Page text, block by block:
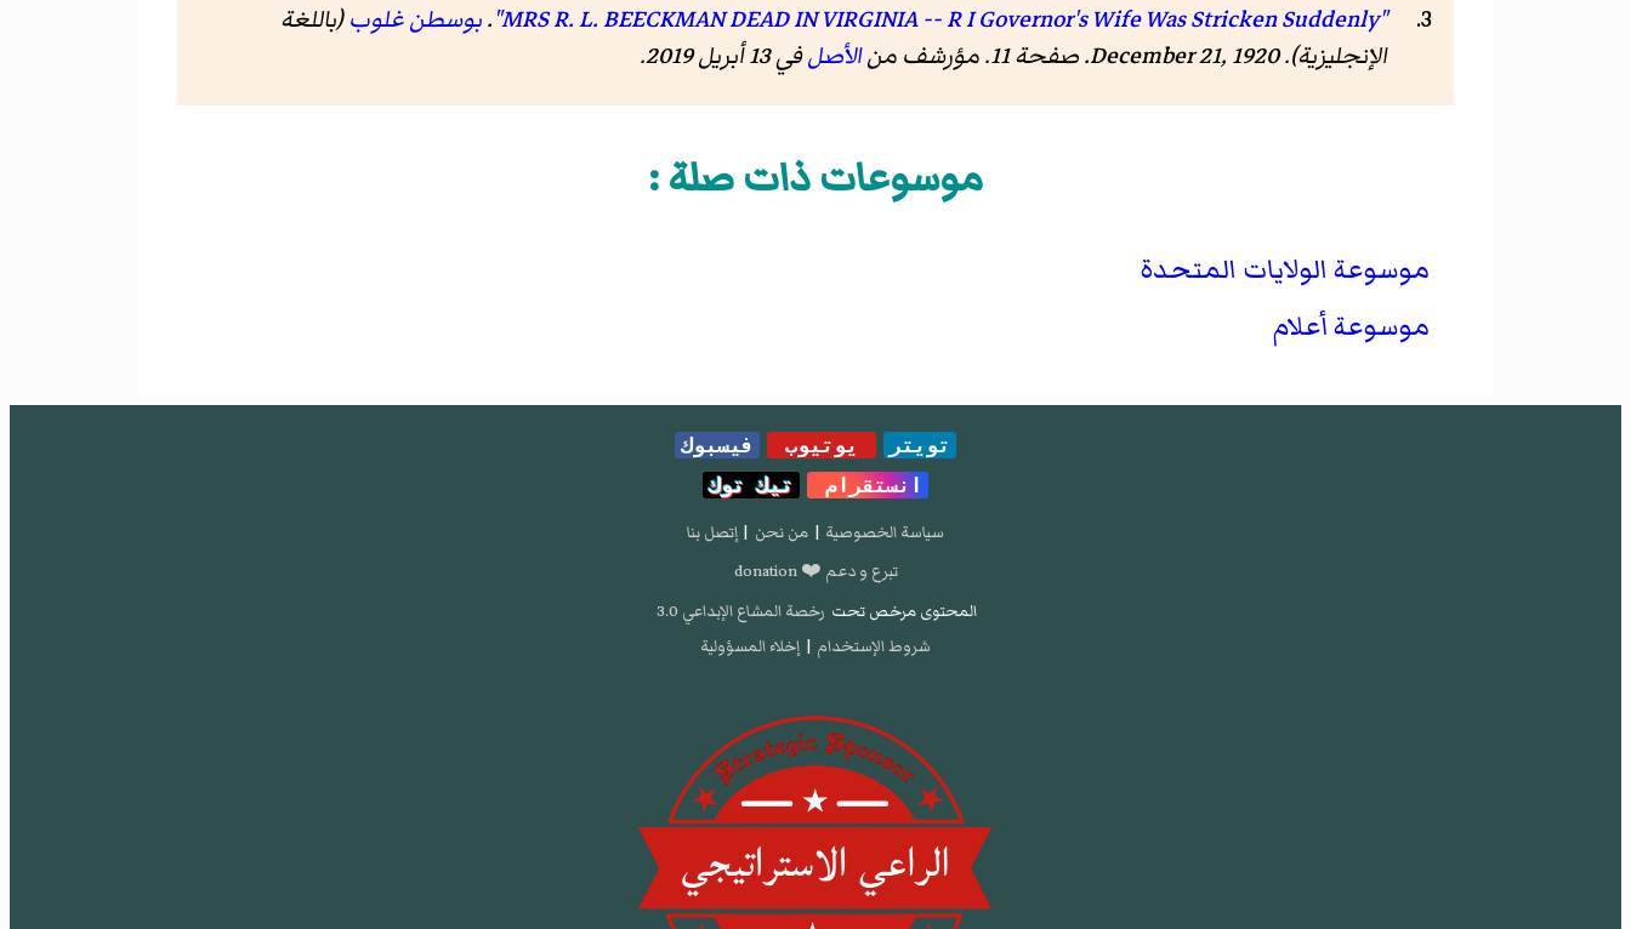
"MRS R. L. BEECKMAN DEAD IN VIRGINIA -- R I Governor's Wife Was Stricken Suddenly"
.بوسطن غلوب(باللغة
الإنجليزية). December 21, 1920. صفحة 11. مؤرشف من
الأصلفي 13 أبريل 2019 .
موسوعات ذات صلة :
موسوعة الولايات المتحدة
موسوعة أعلام
تويتر يوتيوب
فيسبوك
انستقرام
تيك توك
سياسة الخصوصية | من نحن | إتصل بنا
تبرع و دعم ❤️ donation
المحتوى مرخص تحت رخصة المشاع الإبداعي 3.0
شروط الإستخدام | إخلاء المسؤولية